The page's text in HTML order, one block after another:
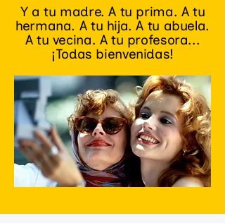
Y a tu madre. A tu prima. A tu
hermana. A tu hija. A tu abuela.
A tu vecina. A tu profesora...
¡Todas bienvenidas!